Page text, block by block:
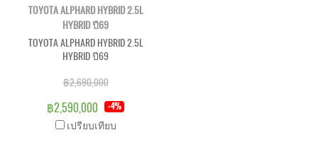
TOYOTA ALPHARD HYBRID 2.5L
HYBRID ปี69
TOYOTA ALPHARD HYBRID 2.5L
HYBRID ปี69
฿2,690,000
฿2,590,000 -4%
เปรียบเทียบ